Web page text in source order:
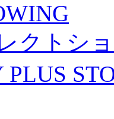
クトシ
PLUS